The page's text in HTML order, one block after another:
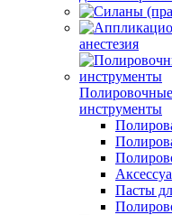
анестезия
инструменты
Пасты